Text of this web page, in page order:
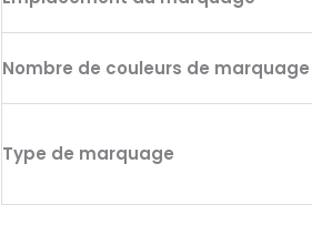
Nombre de couleurs de marquage
Type de marquage